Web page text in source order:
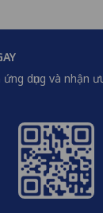
dụng và nhận